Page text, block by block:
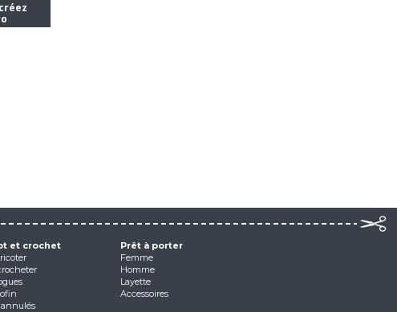
et crochet
Prêt à porter
Femme
Homme
Layette
Accessoires